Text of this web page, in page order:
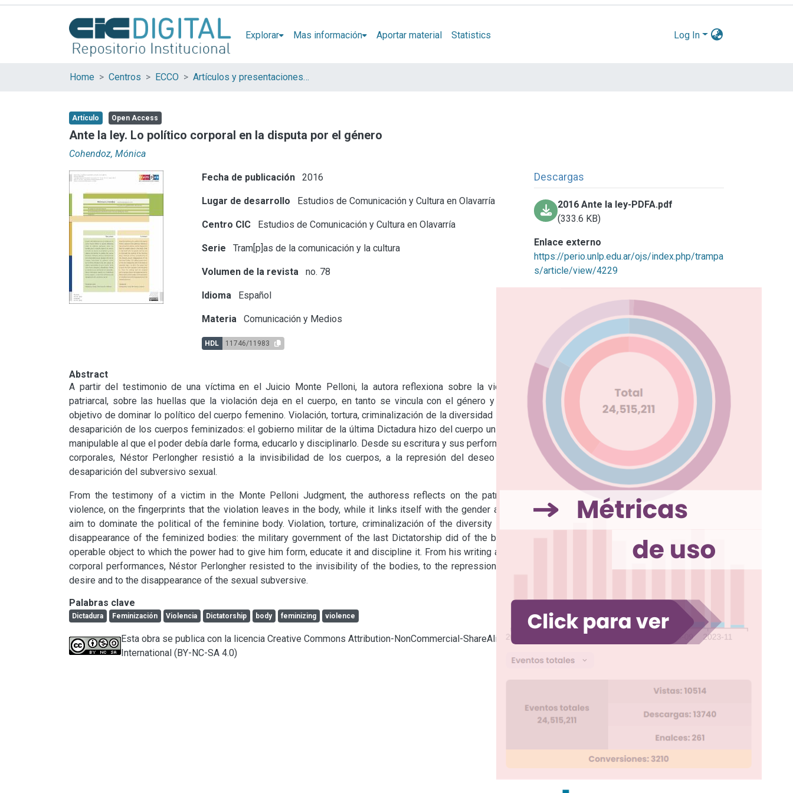
Explorar Mas información Aportar material Statistics Log In
Home Centros ECCO Artículos y presentaciones en Congresos (ECCO)
Artículo Open Access
Ante la ley. Lo político corporal en la disputa por el género
Cohendoz, Mónica
Fecha de publicación 2016
Lugar de desarrollo Estudios de Comunicación y Cultura en Olavarría
Centro CIC Estudios de Comunicación y Cultura en Olavarría
Serie Tram[p]as de la comunicación y la cultura
Volumen de la revista no. 78
Idioma Español
Materia Comunicación y Medios
HDL 11746/11983
Descargas
2016 Ante la ley-PDFA.pdf
(333.6 KB)
Enlace externo
https://perio.unlp.edu.ar/ojs/index.php/trampa
s/article/view/4229
Abstract
A partir del testimonio de una víctima en el Juicio Monte Pelloni, la autora reflexiona sobre la violencia
patriarcal, sobre las huellas que la violación deja en el cuerpo, en tanto se vincula con el género y con el
objetivo de dominar lo político del cuerpo femenino. Violación, tortura, criminalización de la diversidad sexual,
desaparición de los cuerpos feminizados: el gobierno militar de la última Dictadura hizo del cuerpo un objeto
manipulable al que el poder debía darle forma, educarlo y disciplinarlo. Desde su escritura y sus performances
corporales, Néstor Perlongher resistió a la invisibilidad de los cuerpos, a la represión del deseo y a la
desaparición del subversivo sexual.
From the testimony of a victim in the Monte Pelloni Judgment, the authoress reflects on the patriarchal
violence, on the fingerprints that the violation leaves in the body, while it links itself with the gender and the
aim to dominate the political of the feminine body. Violation, torture, criminalización of the diversity sexual,
disappearance of the feminized bodies: the military government of the last Dictatorship did of the body an
operable object to which the power had to give him form, educate it and discipline it. From his writing and his
corporal performances, Néstor Perlongher resisted to the invisibility of the bodies, to the repression of the
desire and to the disappearance of the sexual subversive.
Palabras clave
Dictadura Feminización Violencia Dictatorship body feminizing violence
Esta obra se publica con la licencia Creative Commons Attribution-NonCommercial-ShareAlike 4.0
International (BY-NC-SA 4.0)